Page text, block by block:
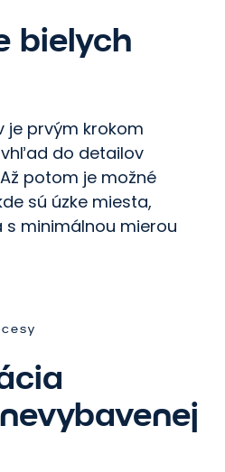
bielych
je prvým krokom
do detailov
potom je možné
sú úzke miesta,
s minimálnou mierou